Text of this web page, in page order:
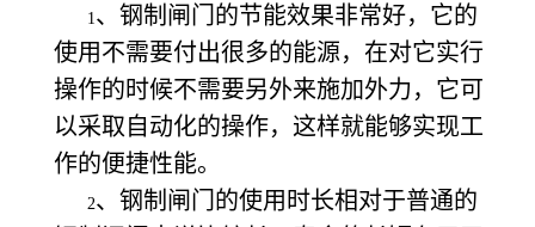
1 、钢制闸门的节能效果非常好，它的
使用不需要付出很多的能源，在对它实行
操作的时候不需要另外来施加外力，它可
以采取自动化的操作，这样就能够实现工
作的便捷性能。
2、钢制闸门的使用时长相对于普通的